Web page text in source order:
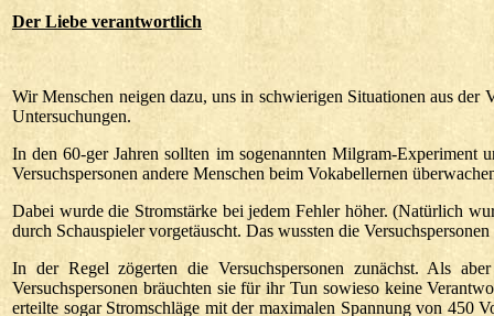
Der Liebe verantwortlich
Wir Menschen neigen dazu, uns in schwierigen Situationen aus
Untersuchungen.
In den 60-ger Jahren sollten im sogenannten Milgram-
Versuchspersonen andere Menschen beim Vokabellernen
Dabei wurde die Stromstärke bei jedem Fehler höher. (Natürlich
durch Schauspieler vorgetäuscht. Das wussten die
In der Regel zögerten die Versuchspersonen zunächst. Als
Versuchspersonen bräuchten sie für ihr Tun sowieso keine
erteilte sogar Stromschläge mit der maximalen Spannung von 450